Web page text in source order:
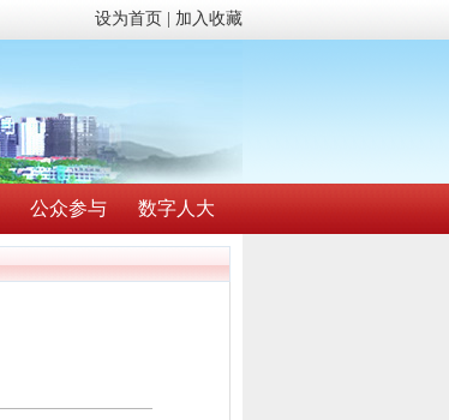
设为首页 加入收藏
公众参与 数字人大